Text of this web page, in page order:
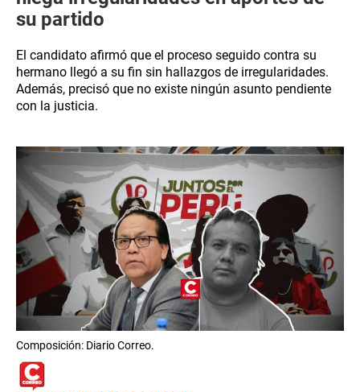
su partido
El candidato afirmó que el proceso seguido contra su
hermano llegó a su fin sin hallazgos de irregularidades.
Además, precisó que no existe ningún asunto pendiente
con la justicia.
Composición: Diario Correo.